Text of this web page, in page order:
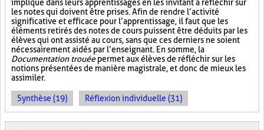
implique dans leurs apprentissages en les invitant à réfléchir sur
les notes qui doivent être prises. Afin de rendre l’activité
significative et efficace pour l’apprentissage, il faut que les
éléments retirés des notes de cours puissent être déduits par les
élèves qui ont assisté au cours, sans que ces derniers ne soient
nécessairement aidés par l’enseignant. En somme, la
Documentation trouéepermet aux élèves de réfléchir sur les
notions présentées de manière magistrale, et donc de mieux les
assimiler.
Synthèse (19) Réflexion individuelle (31)